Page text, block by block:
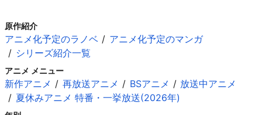
原作紹介
アニメ化予定のラノベ
アニメ化予定のマンガ
シリーズ紹介一覧
アニメ メニュー
新作アニメ 再放送アニメ BSアニメ
放送中アニメ
夏休みアニメ 特番・一挙放送(2026年)